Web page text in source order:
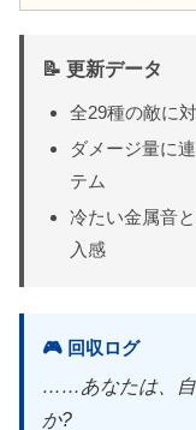
📝 更新データ
全29種の敵に
ダメージ量に
テム
冷たい金属音
入感
🎮 回収ログ
……あなたは、自
か?